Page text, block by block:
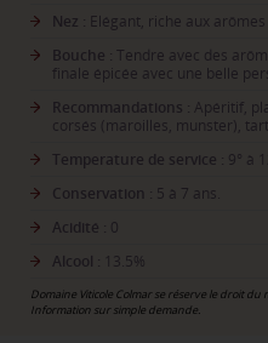
Nez : Elégant, riche aux
Bouche : Tendre avec des
finale épicée avec une belle
Recommandations : Apéritif,
corsés (maroilles, munster),
Temperature de service : 9° à
Conservation : 5 à 7 ans.
Acidité : 0
Alcool : 13.5%
Domaine Viticole Colmar se réserve le droit du
Information sur simple demande.